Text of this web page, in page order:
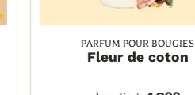
30 ml
100 ml
DETAILS
PARFUM POUR BOUGIES
Fleur de coton